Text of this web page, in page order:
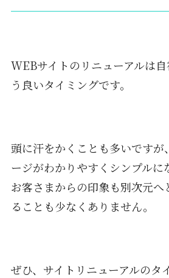
WEBサイトのリニューアルは
う良いタイミングです。
頭に汗をかくことも多いですが
ージがわかりやすくシンプルに
お客さまからの印象も別次元へ
ることも少なくありません。
ぜひ、サイトリニューアルのタ